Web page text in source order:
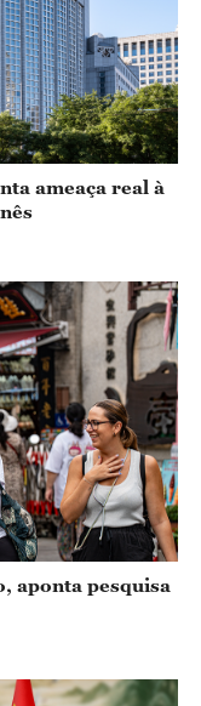
ameaça real à
aponta pesquisa